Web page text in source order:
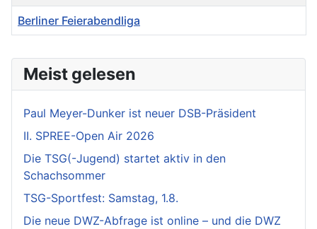
Berliner Feierabendliga
Meist gelesen
Paul Meyer-Dunker ist neuer DSB-Präsident
II. SPREE-Open Air 2026
Die TSG(-Jugend) startet aktiv in den
Schachsommer
TSG-Sportfest: Samstag, 1.8.
Die neue DWZ-Abfrage ist online – und die DWZ